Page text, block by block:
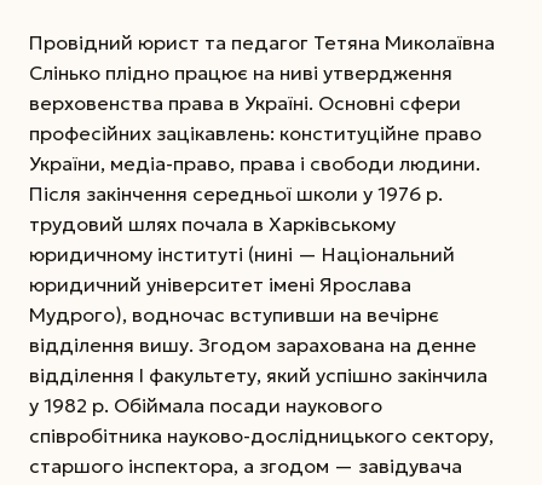
Провідний юрист та педагог Тетяна Миколаївна
Слінько плідно працює на ниві утвердження
верховенства права в Україні. Основні сфери
професійних зацікавлень: конституційне право
України, медіа-право, права і свободи людини.
Після закінчення середньої школи у 1976 р.
трудовий шлях почала в Харківському
юридичному інституті (нині — Національний
юридичний університет імені Ярослава
Мудрого), водночас вступивши на вечірнє
відділення вишу. Згодом зарахована на денне
відділення I факультету, який успішно закінчила
у 1982 р. Обіймала посади наукового
співробітника науково-дослідницького сектору,
старшого інспектора, а згодом — завідувача